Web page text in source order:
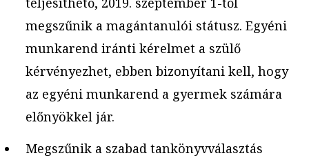
megszűnik a magántanulói státusz. Egyéni
munkarend iránti kérelmet a szülő
kérvényezhet, ebben bizonyítani kell, hogy
az egyéni munkarend a gyermek számára
előnyökkel jár.
Megszűnik a szabad tankönyvválasztás